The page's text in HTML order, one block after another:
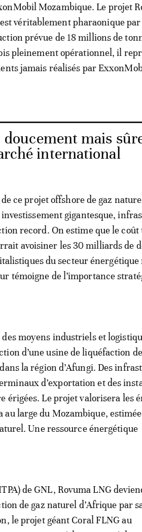
Mozambique. Le projet
véritablement pharaonique par
prévue de 18 millions de
pleinement opérationnel, il
jamais réalisés par
mais
international
ce projet offshore de gaz
gigantesque,
record. On estime que le coût
avoisiner les 30 milliards de
du secteur
témoigne de l’importance
moyens industriels et
d’une usine de liquéfaction
la région d’Afungi. Des
d’exportation et des
érigées. Le projet valorisera les
au large du Mozambique,
Une ressource énergétique
de GNL, Rovuma LNG
de gaz naturel d’Afrique par
le projet géant Coral FLNG au